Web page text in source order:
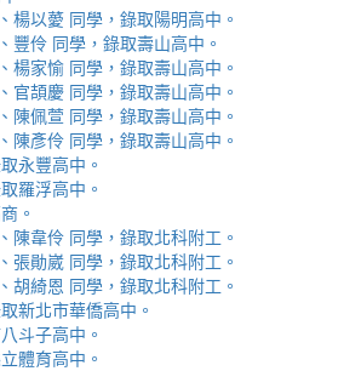
以薆 同學，錄取陽明高中。
伶 同學，錄取壽山高中。
家愉 同學，錄取壽山高中。
頡慶 同學，錄取壽山高中。
佩萱 同學，錄取壽山高中。
彥伶 同學，錄取壽山高中。
永豐高中。
羅浮高中。
。
韋伶 同學，錄取北科附工。
勛崴 同學，錄取北科附工。
綺恩 同學，錄取北科附工。
新北市華僑高中。
斗子高中。
體育高中。